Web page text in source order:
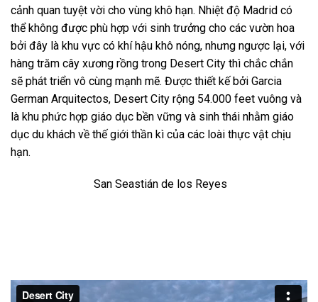
cảnh quan tuyệt vời cho vùng khô hạn. Nhiệt độ Madrid có
thể không được phù hợp với sinh trưởng cho các vườn hoa
bởi đây là khu vực có khí hậu khô nóng, nhưng ngược lại, với
hàng trăm cây xương rồng trong Desert City thì chắc chắn
sẽ phát triển vô cùng mạnh mẽ. Được thiết kế bởi Garcia
German Arquitectos, Desert City rộng 54.000 feet vuông và
là khu phức hợp giáo dục bền vững và sinh thái nhằm giáo
dục du khách về thế giới thần kì của các loài thực vật chịu
hạn.
San Seastián de los Reyes